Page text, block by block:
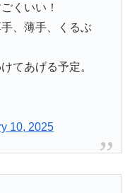
くいい！
、薄手、くるぶ
てあげる予定。
10, 2025